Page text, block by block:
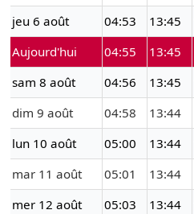
jeu 6 août
04:53 13:45
Aujourd'hui
04:55 13:45
sam 8 août
04:56 13:45
dim 9 août
04:58 13:44
lun 10 août
05:00 13:44
mar 11 août
05:01 13:44
mer 12 août
05:03 13:44